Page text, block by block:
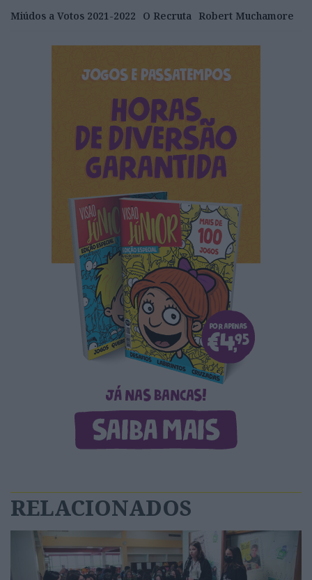
Miúdos a Votos 2021-2022
O Recruta Robert Muchamore
RELACIONADOS